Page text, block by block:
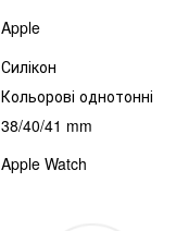
Apple
Силікон
Кольорові однотонні
38/40/41 mm
Apple Watch